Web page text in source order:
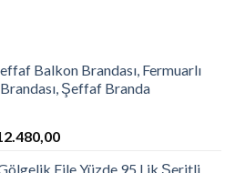
Balkon Brandası, Fermuarlı
Şeffaf Branda
Şu
File Yüzde 95 Lik Şeritli